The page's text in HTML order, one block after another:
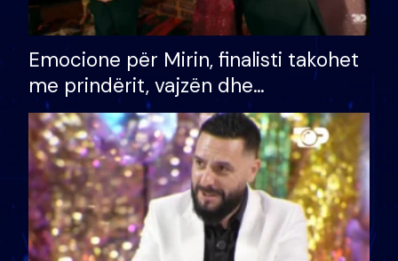
Emocione për Mirin, finalisti takohet
me prindërit, vajzën dhe
bashkëshorten: S’kemi ndonjë letër
divorci apo jo?